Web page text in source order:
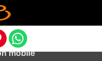
'/' in
class-bots.php
mobile